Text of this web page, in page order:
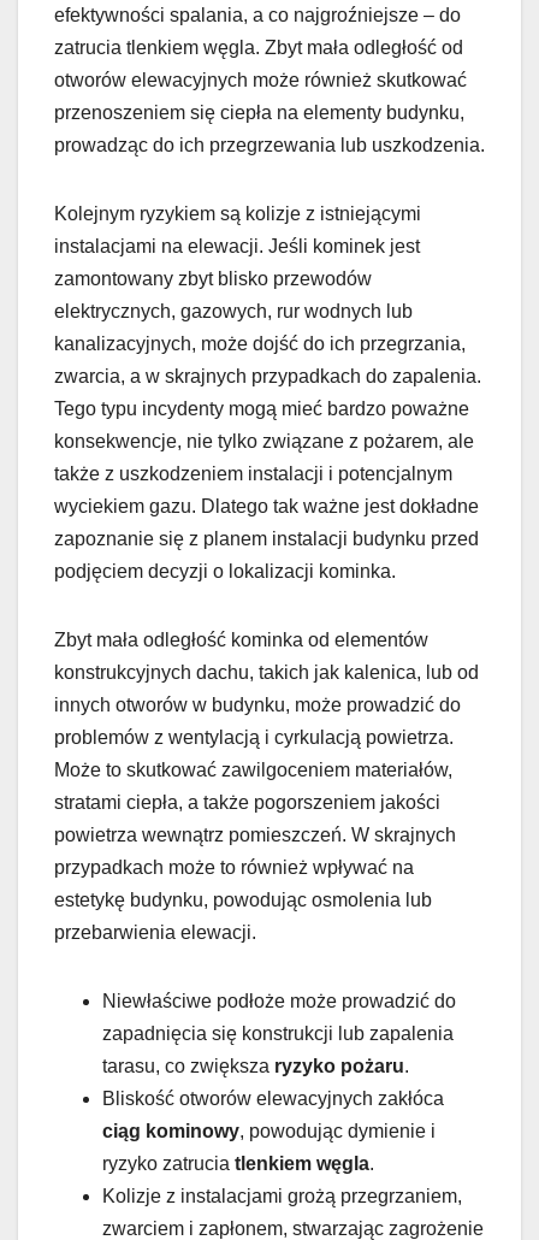
efektywności spalania, a co najgroźniejsze – do
zatrucia tlenkiem węgla. Zbyt mała odległość od
otworów elewacyjnych może również skutkować
przenoszeniem się ciepła na elementy budynku,
prowadząc do ich przegrzewania lub uszkodzenia.
Kolejnym ryzykiem są kolizje z istniejącymi
instalacjami na elewacji. Jeśli kominek jest
zamontowany zbyt blisko przewodów
elektrycznych, gazowych, rur wodnych lub
kanalizacyjnych, może dojść do ich przegrzania,
zwarcia, a w skrajnych przypadkach do zapalenia.
Tego typu incydenty mogą mieć bardzo poważne
konsekwencje, nie tylko związane z pożarem, ale
także z uszkodzeniem instalacji i potencjalnym
wyciekiem gazu. Dlatego tak ważne jest dokładne
zapoznanie się z planem instalacji budynku przed
podjęciem decyzji o lokalizacji kominka.
Zbyt mała odległość kominka od elementów
konstrukcyjnych dachu, takich jak kalenica, lub od
innych otworów w budynku, może prowadzić do
problemów z wentylacją i cyrkulacją powietrza.
Może to skutkować zawilgoceniem materiałów,
stratami ciepła, a także pogorszeniem jakości
powietrza wewnątrz pomieszczeń. W skrajnych
przypadkach może to również wpływać na
estetykę budynku, powodując osmolenia lub
przebarwienia elewacji.
Niewłaściwe podłoże może prowadzić do
zapadnięcia się konstrukcji lub zapalenia
tarasu, co zwiększa ryzyko pożaru.
Bliskość otworów elewacyjnych zakłóca
ciąg kominowy, powodując dymienie i
ryzyko zatrucia tlenkiem węgla.
Kolizje z instalacjami grożą przegrzaniem,
zwarciem i zapłonem, stwarzając zagrożenie